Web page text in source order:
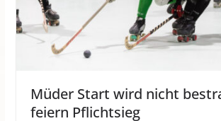
Müder Start wird nicht
feiern Pflichtsieg